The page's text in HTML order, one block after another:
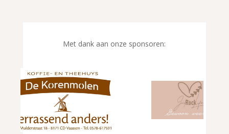
Met dank aan onze sponsoren: